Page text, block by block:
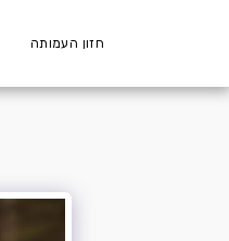
חזון העמותה